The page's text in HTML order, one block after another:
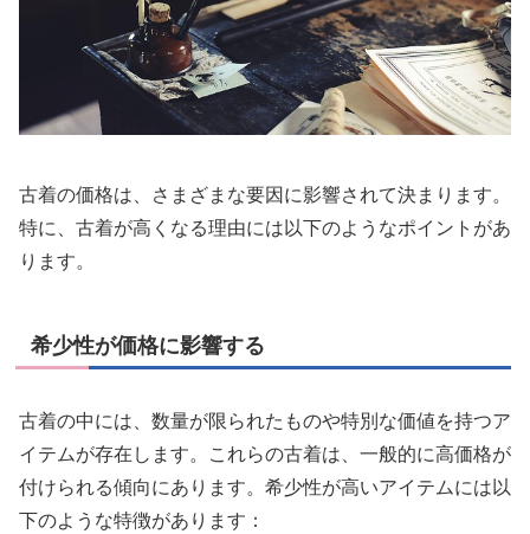
古着の価格は、さまざまな要因に影響されて決まります。
特に、古着が高くなる理由には以下のようなポイントがあ
ります。
希少性が価格に影響する
古着の中には、数量が限られたものや特別な価値を持つア
イテムが存在します。これらの古着は、一般的に高価格が
付けられる傾向にあります。希少性が高いアイテムには以
下のような特徴があります：